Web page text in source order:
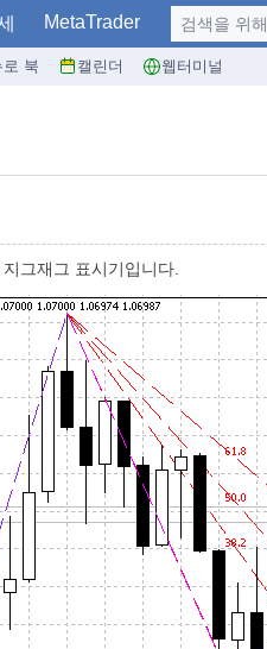
MetaTrader
로 북 캘린더 웹터미널
검색을 위해
그재그 표시기입니다.